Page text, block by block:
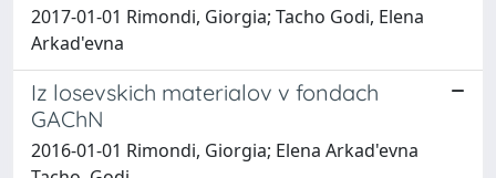
2017-01-01 Rimondi, Giorgia; Tacho Godi, Elena
Arkad'evna
Iz losevskich materialov v fondach
GAChN
2016-01-01 Rimondi, Giorgia; Elena Arkad'evna